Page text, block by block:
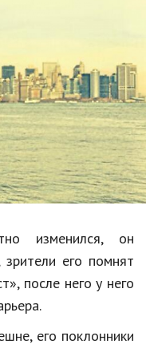
изменился, он
его помнят
после него у него
его поклонники